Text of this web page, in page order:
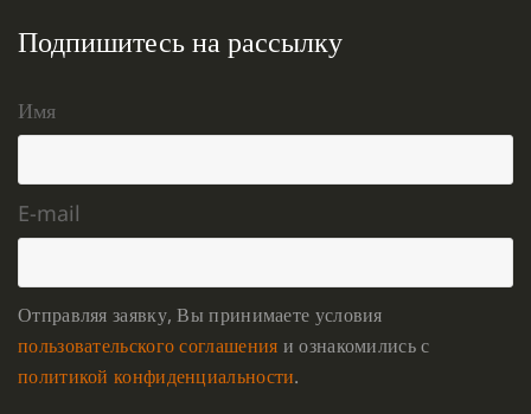
Подпишитесь на рассылку
Имя
E-mail
Отправляя заявку, Вы принимаете условия
пользовательского соглашения и ознакомились с
политикой конфиденциальности.